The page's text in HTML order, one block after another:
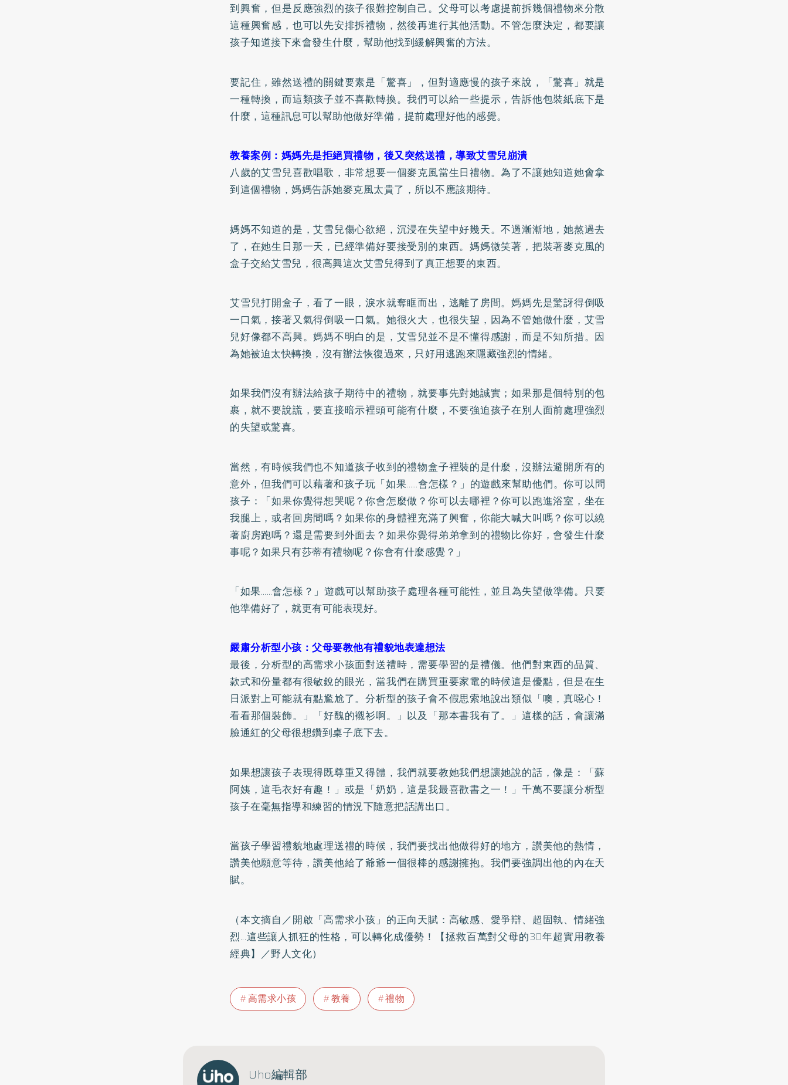
到興奮，但是反應強烈的孩子很難控制自己。父母可以考慮提前拆幾個禮物來分散
這種興奮感，也可以先安排拆禮物，然後再進行其他活動。不管怎麼決定，都要讓
孩子知道接下來會發生什麼，幫助他找到緩解興奮的方法。
要記住，雖然送禮的關鍵要素是「驚喜」，但對適應慢的孩子來說，「驚喜」就是
一種轉換，而這類孩子並不喜歡轉換。我們可以給一些提示，告訴他包裝紙底下是
什麼，這種訊息可以幫助他做好準備，提前處理好他的感覺。
教養案例：媽媽先是拒絕買禮物，後又突然送禮，導致艾雪兒崩潰
八歲的艾雪兒喜歡唱歌，非常想要一個麥克風當生日禮物。為了不讓她知道她會拿
到這個禮物，媽媽告訴她麥克風太貴了，所以不應該期待。
媽媽不知道的是，艾雪兒傷心欲絕，沉浸在失望中好幾天。不過漸漸地，她熬過去
了，在她生日那一天，已經準備好要接受別的東西。媽媽微笑著，把裝著麥克風的
盒子交給艾雪兒，很高興這次艾雪兒得到了真正想要的東西。
艾雪兒打開盒子，看了一眼，淚水就奪眶而出，逃離了房間。媽媽先是驚訝得倒吸
一口氣，接著又氣得倒吸一口氣。她很火大，也很失望，因為不管她做什麼，艾雪
兒好像都不高興。媽媽不明白的是，艾雪兒並不是不懂得感謝，而是不知所措。因
為她被迫太快轉換，沒有辦法恢復過來，只好用逃跑來隱藏強烈的情緒。
如果我們沒有辦法給孩子期待中的禮物，就要事先對她誠實；如果那是個特別的包
裹，就不要說謊，要直接暗示裡頭可能有什麼，不要強迫孩子在別人面前處理強烈
的失望或驚喜。
當然，有時候我們也不知道孩子收到的禮物盒子裡裝的是什麼，沒辦法避開所有的
意外，但我們可以藉著和孩子玩「如果……會怎樣？」的遊戲來幫助他們。你可以問
孩子：「如果你覺得想哭呢？你會怎麼做？你可以去哪裡？你可以跑進浴室，坐在
我腿上，或者回房間嗎？如果你的身體裡充滿了興奮，你能大喊大叫嗎？你可以繞
著廚房跑嗎？還是需要到外面去？如果你覺得弟弟拿到的禮物比你好，會發生什麼
事呢？如果只有莎蒂有禮物呢？你會有什麼感覺？」
「如果……會怎樣？」遊戲可以幫助孩子處理各種可能性，並且為失望做準備。只要
他準備好了，就更有可能表現好。
嚴肅分析型小孩：父母要教他有禮貌地表達想法
最後，分析型的高需求小孩面對送禮時，需要學習的是禮儀。他們對東西的品質、
款式和份量都有很敏銳的眼光，當我們在購買重要家電的時候這是優點，但是在生
日派對上可能就有點尷尬了。分析型的孩子會不假思索地說出類似「噢，真噁心！
看看那個裝飾。」「好醜的襯衫啊。」以及「那本書我有了。」這樣的話，會讓滿
臉通紅的父母很想鑽到桌子底下去。
如果想讓孩子表現得既尊重又得體，我們就要教她我們想讓她說的話，像是：「蘇
阿姨，這毛衣好有趣！」或是「奶奶，這是我最喜歡書之一！」千萬不要讓分析型
孩子在毫無指導和練習的情況下隨意把話講出口。
當孩子學習禮貌地處理送禮的時候，我們要找出他做得好的地方，讚美他的熱情，
讚美他願意等待，讚美他給了爺爺一個很棒的感謝擁抱。我們要強調出他的內在天
賦。
（本文摘自／開啟「高需求小孩」的正向天賦：高敏感、愛爭辯、超固執、情緒強
烈...這些讓人抓狂的性格，可以轉化成優勢！【拯救百萬對父母的30年超實用教養
經典】／野人文化）
高需求小孩 教養 禮物
Uho編輯部